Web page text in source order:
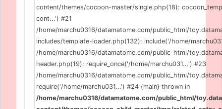
content/themes/cocoon-master/single.php(18):
cont...') #21
/home/marchu0316/datamatome.com/public_html/
includes/template-loader.php(132): include('/home/
/home/marchu0316/datamatome.com/public_html/
header.php(19): require_once('/home/marchu031...') #23
/home/marchu0316/datamatome.com/public_html/
require('/home/marchu031...') #24 {main} thrown in
/home/marchu0316/datamatome.com/public_html/